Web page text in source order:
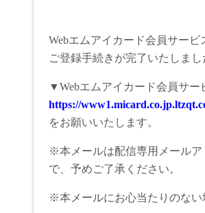
Webエムアイカード会員サー
ご登録手続きが完了いたしまし
▼Webエムアイカード会員サー
https://
をお願いいたします。
※本メールは配信専用メール
で、予めご了承ください。
※本メールにお心当たりのない